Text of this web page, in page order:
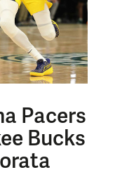
Pacers
Bucks